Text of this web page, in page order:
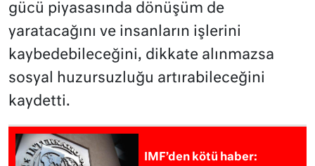
gücü piyasasında dönüşüm de
yaratacağını ve insanların işlerini
kaybedebileceğini, dikkate alınmazsa
sosyal huzursuzluğu artırabileceğini
kaydetti.
IMF’den kötü haber: